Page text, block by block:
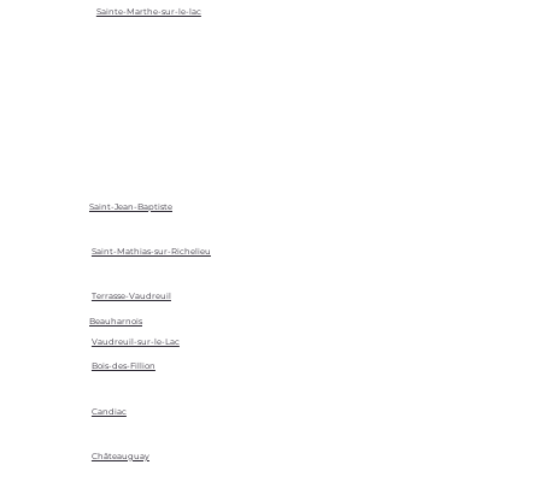
Sainte-Marthe-sur-le-lac
Saint-Jean-Baptiste
Saint-Mathias-sur-Richelieu
Terrasse-Vaudreuil
Vaudreuil-sur-le-Lac
Beauharnois
Bois-des-Fillion
Candiac
Châteauguay